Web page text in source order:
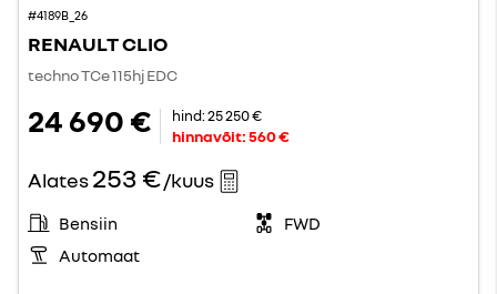
#4189B_26
RENAULT CLIO
techno TCe 115hj EDC
24 690 € hind:25 250 €
hinnavõit:560 €
Alates253 €/kuus
Bensiin
FWD
Automaat